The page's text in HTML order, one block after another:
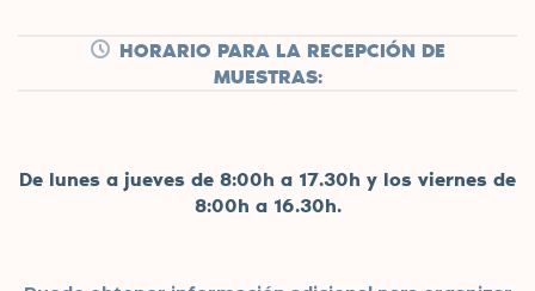
HORARIO PARA LA RECEPCIÓN DE
MUESTRAS:
De lunes a jueves de 8:00h a 17.30h y los viernes de
8:00h a 16.30h.